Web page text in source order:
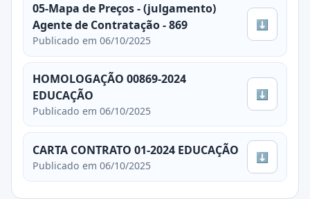
05-Mapa de Preços - (julgamento)
Agente de Contratação - 869
Publicado em 06/10/2025
⬇
HOMOLOGAÇÃO 00869-2024
EDUCAÇÃO
Publicado em 06/10/2025
⬇
CARTA CONTRATO 01-2024 EDUCAÇÃO
Publicado em 06/10/2025
⬇